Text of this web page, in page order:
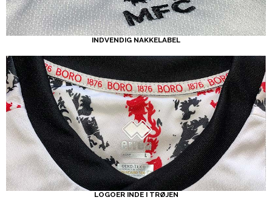
INDVENDIG NAKKELABEL
LOGOER INDE I TRØJEN